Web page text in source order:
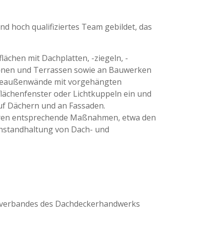
hoch qualifiziertes Team gebildet, das
mit Dachplatten, -ziegeln, -
und Terrassen sowie an Bauwerken
mit vorgehängten
oder Lichtkuppeln ein und
und an Fassaden.
entsprechende Maßnahmen, etwa den
von Dach- und
des Dachdeckerhandwerks